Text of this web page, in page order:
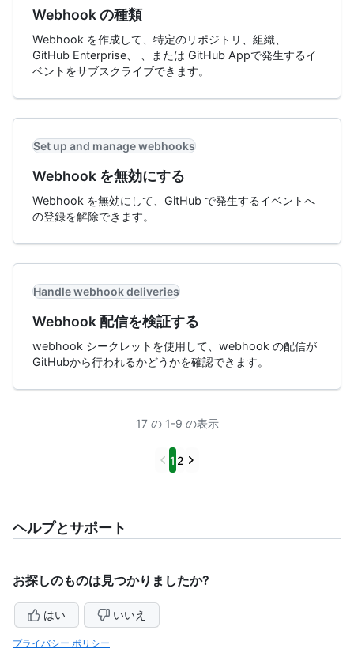
Webhook の種類
Webhook を作成して、特定のリポジトリ、組織、
GitHub Enterprise、 、または GitHub Appで発生するイ
ベントをサブスクライブできます。
Set up and manage webhooks
Webhook を無効にする
Webhook を無効にして、GitHub で発生するイベントへ
の登録を解除できます。
Handle webhook deliveries
Webhook 配信を検証する
webhook シークレットを使用して、webhook の配信が
GitHubから行われるかどうかを確認できます。
17 の 1-9 の表示
Previous
1 2 Next
ヘルプとサポート
お探しのものは見つかりましたか?
はい いいえ
プライバシー ポリシー